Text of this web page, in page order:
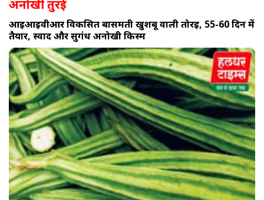
अनोखी तुरई
आईआईवीआर विकसित बासमती खुशबू वाली तोरई, 55-60 दिन में
तैयार, स्वाद और सुगंध अनोखी किस्म